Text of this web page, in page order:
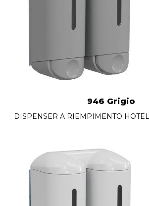
946 Grigio
DISPENSER A RIEMPIMENTO